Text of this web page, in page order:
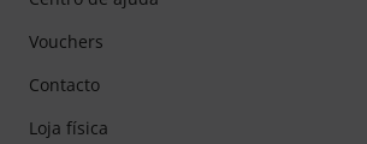
Vouchers
Contacto
Loja física